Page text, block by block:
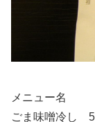
メニュー名
ごま味噌冷し